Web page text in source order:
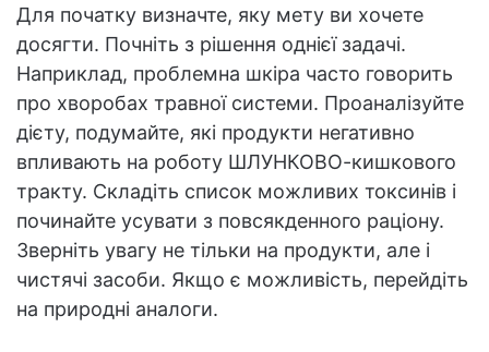
Для початку визначте, яку мету ви хочете
досягти. Почніть з рішення однієї задачі.
Наприклад, проблемна шкіра часто говорить
про хворобах травної системи. Проаналізуйте
дієту, подумайте, які продукти негативно
впливають на роботу ШЛУНКОВО-кишкового
тракту. Складіть список можливих токсинів і
починайте усувати з повсякденного раціону.
Зверніть увагу не тільки на продукти, але і
чистячі засоби. Якщо є можливість, перейдіть
на природні аналоги.